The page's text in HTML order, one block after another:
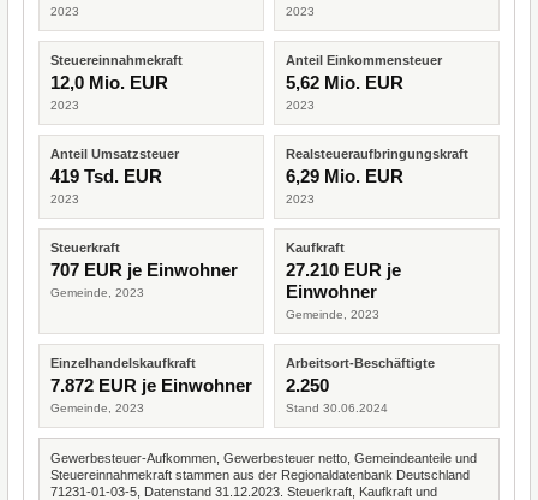
2023 2023
Steuereinnahmekraft
12,0 Mio. EUR
2023
Anteil Einkommensteuer
5,62 Mio. EUR
2023
Anteil Umsatzsteuer
419 Tsd. EUR
2023
Realsteueraufbringungskraft
6,29 Mio. EUR
2023
Steuerkraft
707 EUR je Einwohner
Gemeinde, 2023
Kaufkraft
27.210 EUR je
Einwohner
Gemeinde, 2023
Einzelhandelskaufkraft
7.872 EUR je Einwohner
Gemeinde, 2023
Arbeitsort-Beschäftigte
2.250
Stand 30.06.2024
Gewerbesteuer-Aufkommen, Gewerbesteuer netto, Gemeindeanteile und
Steuereinnahmekraft stammen aus der Regionaldatenbank Deutschland
71231-01-03-5, Datenstand 31.12.2023. Steuerkraft, Kaufkraft und